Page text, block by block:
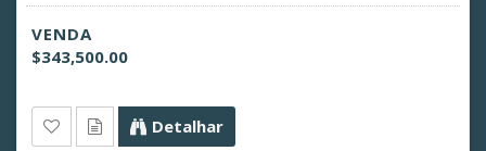
VENDA
$343,500.00
Detalhar